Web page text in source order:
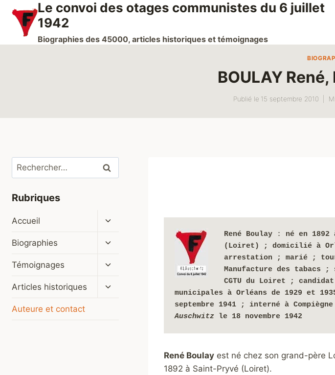
contenu
Le convoi des otages communistes du 6 juillet
1942
Biographies des 45000, articles historiques et témoignages
BOULAY
Publié le 15 septembre 2010
René Boulay : né en
(Loiret) ; domicilié à
arrestation ; marié ;
Manufacture des tabacs
CGTU du Loiret ; candidat
municipales à Orléans de 1929 et
Auschwitz le 18 novembre 1942
René Boulayest né chez son grand-père
1892 à Saint-Pryvé (Loiret).
Rechercher :
Rubriques
Accueil
Ouvrir/fermer
menu
Biographies
Ouvrir/fermer
menu
Témoignages
Ouvrir/fermer
menu
Articles historiques
Ouvrir/fermer
Auteure et contact